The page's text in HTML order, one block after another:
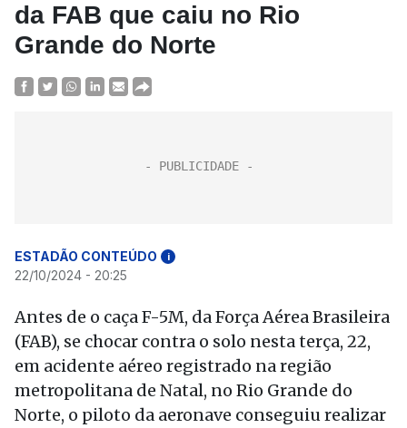
da FAB que caiu no Rio
Grande do Norte
ESTADÃO CONTEÚDO i
22/10/2024 - 20:25
Antes de o caça F-5M, da Força Aérea Brasileira
(FAB), se chocar contra o solo nesta terça, 22,
em acidente aéreo registrado na região
metropolitana de Natal, no Rio Grande do
Norte, o piloto da aeronave conseguiu realizar